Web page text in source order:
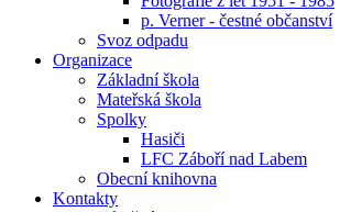
p. Verner - čestné občanství
Svoz odpadu
Organizace
Základní škola
Mateřská škola
Spolky
Hasiči
LFC Záboří nad Labem
Obecní knihovna
Kontakty